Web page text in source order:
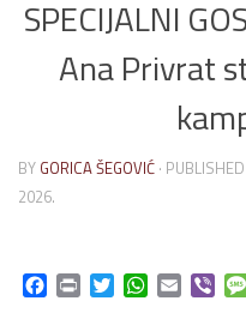
SPECIJALNI
Ana Privrat
BY GORICA ŠEGOVIĆ · PUBLISHED
2026.
Facebook
Print TwitterWhatsApp
Email